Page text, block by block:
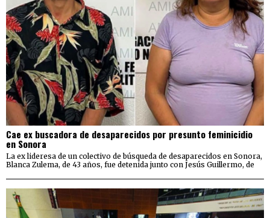
Cae ex buscadora de desaparecidos por presunto feminicidio
en Sonora
La ex lideresa de un colectivo de búsqueda de desaparecidos en Sonora,
Blanca Zulema, de 43 años, fue detenida junto con Jesús Guillermo, de